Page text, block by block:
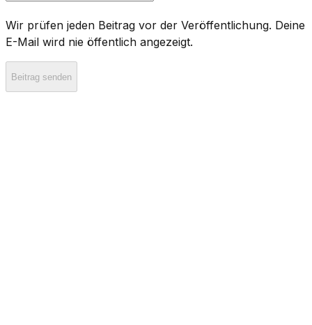
Wir prüfen jeden Beitrag vor der Veröffentlichung. Deine
E-Mail wird nie öffentlich angezeigt.
Beitrag senden